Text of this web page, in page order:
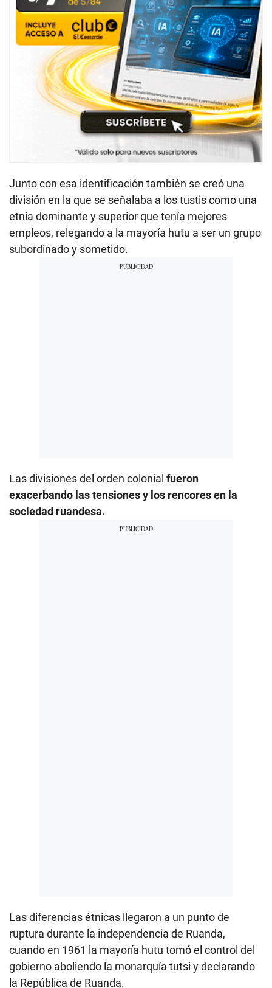
Junto con esa identificación también se creó una
división en la que se señalaba a los tustis como una
etnia dominante y superior que tenía mejores
empleos, relegando a la mayoría hutu a ser un grupo
subordinado y sometido.
Las divisiones del orden colonial fueron
exacerbando las tensiones y los rencores en la
sociedad ruandesa.
Las diferencias étnicas llegaron a un punto de
ruptura durante la independencia de Ruanda,
cuando en 1961 la mayoría hutu tomó el control del
gobierno aboliendo la monarquía tutsi y declarando
la República de Ruanda.